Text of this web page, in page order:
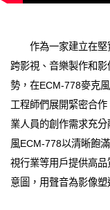
作為一家建立在堅
跨影視、音樂製作和
勢，在ECM-778麥克
工程師們展開緊密合
業人員的創作需求充
風ECM-778以清晰飽
視行業等用戶提供高
意圖，用聲音為影像